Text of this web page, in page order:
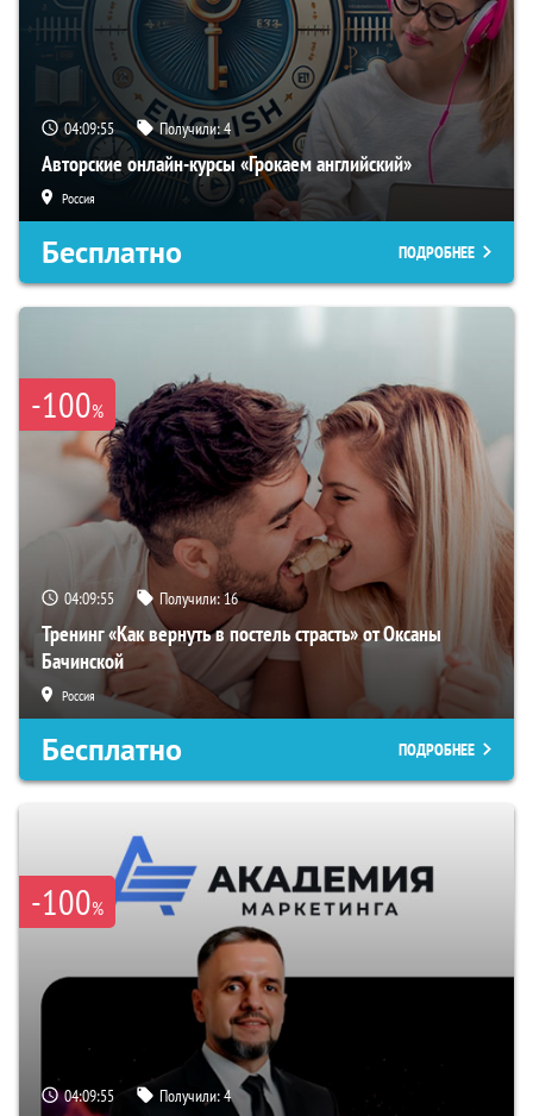
04:09:55 Получили:4
Авторские онлайн-курсы «Грокаем английский»
Россия
Бесплатно ПОДРОБНЕЕ
-100%
04:09:55 Получили:16
Тренинг «Как вернуть в постель страсть» от Оксаны
Бачинской
Россия
Бесплатно ПОДРОБНЕЕ
-100%
04:09:55 Получили:4